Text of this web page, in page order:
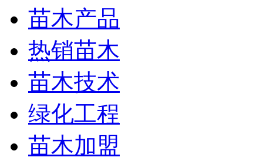
苗木产品
热销苗木
苗木技术
绿化工程
苗木加盟